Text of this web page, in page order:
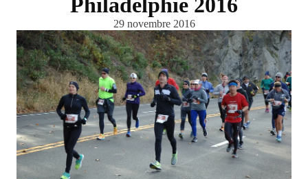
29 novembre 2016